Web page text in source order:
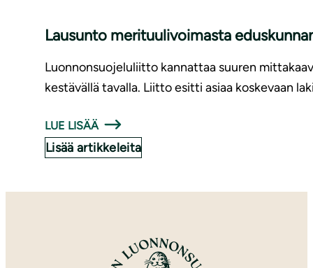
Lausunto merituulivoimasta
Luonnonsuojeluliitto kannattaa suuren
kestävällä tavalla. Liitto esitti asiaa koskevaan
LUE LISÄÄ
Lisää artikkeleita